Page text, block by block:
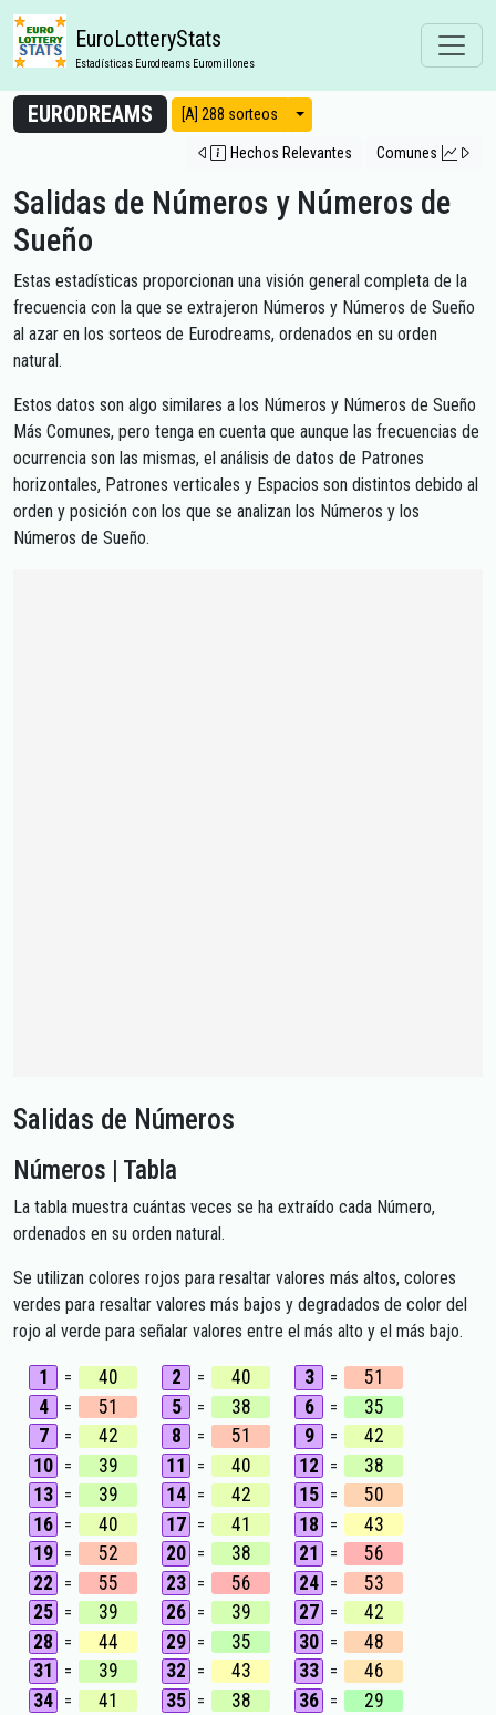
EuroLotteryStats
Estadísticas Eurodreams Euromillones
EURODREAMS [A] 288 sorteos Modos de vista
Hechos Relevantes Comunes
Salidas de Números y Números de
Sueño
Estas estadísticas proporcionan una visión general completa de la
frecuencia con la que se extrajeron Números y Números de Sueño
al azar en los sorteos de Eurodreams, ordenados en su orden
natural.
Estos datos son algo similares a los Números y Números de Sueño
Más Comunes, pero tenga en cuenta que aunque las frecuencias de
ocurrencia son las mismas, el análisis de datos de Patrones
horizontales, Patrones verticales y Espacios son distintos debido al
orden y posición con los que se analizan los Números y los
Números de Sueño.
Salidas de Números
Números | Tabla
La tabla muestra cuántas veces se ha extraído cada Número,
ordenados en su orden natural.
Se utilizan colores rojos para resaltar valores más altos, colores
verdes para resaltar valores más bajos y degradados de color del
rojo al verde para señalar valores entre el más alto y el más bajo.
1 = 40 2 = 40 3 =
51
4
= 51 5 = 38 6 =
35
7
= 42 8 = 51 9 =
42
10 = 39 11 = 40 12 =
38
13 = 39 14 = 42 15 =
50
16 = 40 17 = 41 18 =
43
19 = 52 20 = 38 21 =
56
22
= 55 23 = 56 24 =
53
25 = 39 26 = 39 27 =
42
28
= 44 29 = 35 30 =
48
31
= 39 32 = 43 33 =
46
34 = 41 35 = 38 36 =
29